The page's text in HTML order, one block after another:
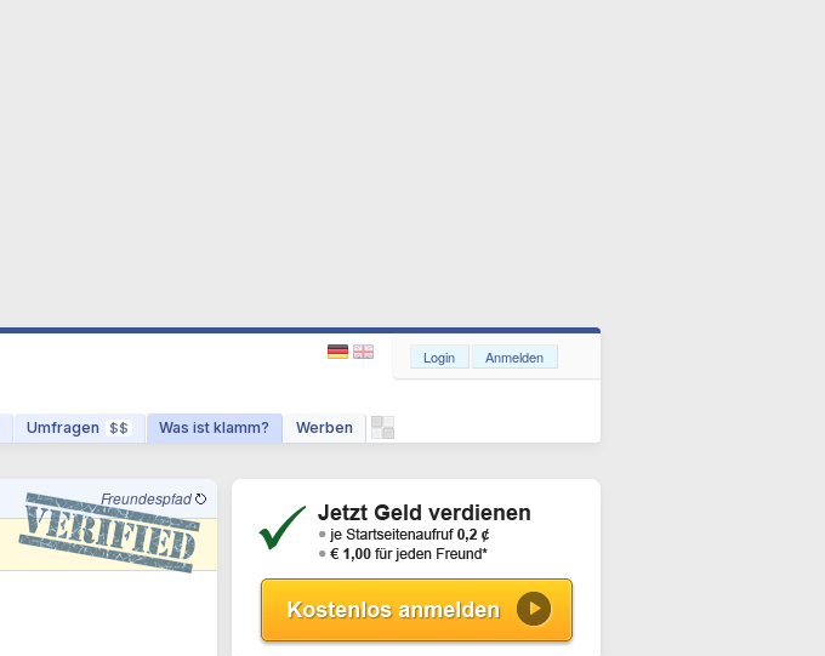
Umfragen $$ Was ist klamm? Werben
Login Anmelden
Freundespfad